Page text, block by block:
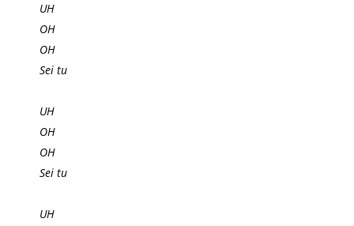
UH
OH
OH
Sei tu
UH
OH
OH
Sei tu
UH